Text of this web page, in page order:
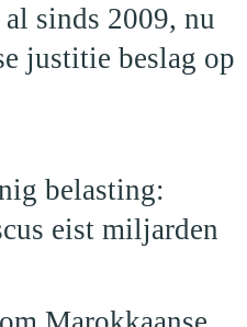
sinds 2009, nu
justitie beslag op
belasting:
eist miljarden